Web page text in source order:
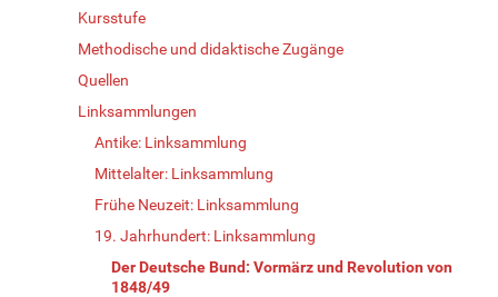
Kursstufe
Methodische und didaktische Zugänge
Quellen
Linksammlungen
Antike: Linksammlung
Mittelalter: Linksammlung
Frühe Neuzeit: Linksammlung
19. Jahrhundert: Linksammlung
Der Deutsche Bund: Vormärz und Revolution von
1848/49